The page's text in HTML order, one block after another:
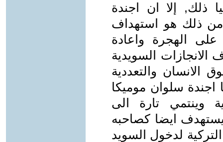
ذلك, إلا ان اجندة
من ذلك هو استهداف
على الهجرة واعادة
الانجازات السويدية
الانسان والتعددية
اجندة سلوان موميكا
وينتمي تارة الى
ايضا كصاحبه
لدخول السويد